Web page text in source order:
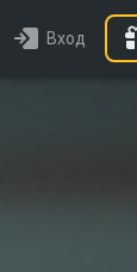
Вход